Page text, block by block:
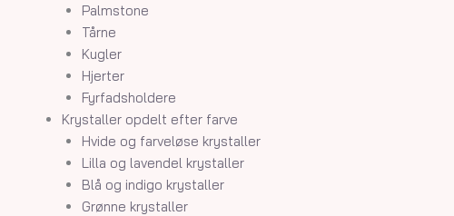
Palmstone
Tårne
Kugler
Hjerter
Fyrfadsholdere
Krystaller opdelt efter farve
Hvide og farveløse krystaller
Lilla og lavendel krystaller
Blå og indigo krystaller
Grønne krystaller